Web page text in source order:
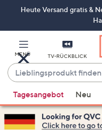
ZumHeute Versand gratis &
MENÜ TV-RÜCKBLICK
Lieblingsprodukt
finden
Vorschläge
verfügbar
sind,
Tagesangebot Neu